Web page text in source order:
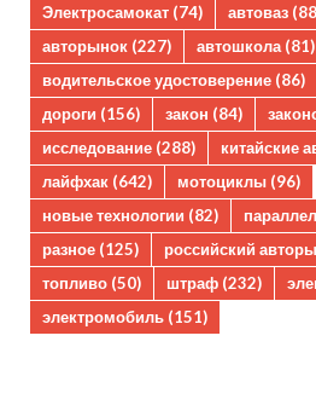
Электросамокат (74) автоваз
авторынок (227) автошкола (81)
водительское удостоверение (86)
дороги (156) закон (84)
исследование (288) китайские
лайфхак (642) мотоциклы (96)
новые технологии (82)
разное (125) российский
топливо (50) штраф (232)
электромобиль (151)